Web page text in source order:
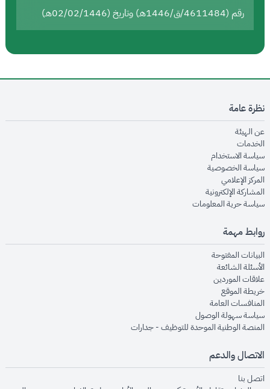
رقم (4611484/ق/1446هـ) وتاريخ (02/02/1446هـ)
نظرة عامة
عن الهيئةopens in new window
الخدماتopens in new window
سياسة الاستخدام
سياسة الخصوصيةopens in new window
المركز الإعلاميopens in new window
المشاركة الإلكترونيةopens in new window
سياسة حرية المعلوماتopens in new window
روابط مهمة
البيانات المفتوحةopens in new window
الأسئلة الشائعةopens in new window
علاقات الموردينopens in new window
خريطة الموقعopens in new window
المنافسات العامةopens in new window
سياسة سهولة الوصولopens in new window
المنصة الوطنية الموحدة للتوظيف - جداراتopens in new window
الاتصال والدعم
اتصل بنا